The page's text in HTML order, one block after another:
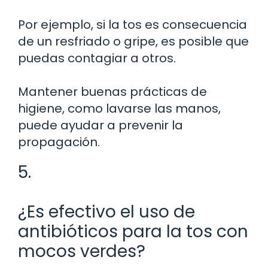
Por ejemplo, si la tos es consecuencia
de un resfriado o gripe, es posible que
puedas contagiar a otros.
Mantener buenas prácticas de
higiene, como lavarse las manos,
puede ayudar a prevenir la
propagación.
5.
¿Es efectivo el uso de
antibióticos para la tos con
mocos verdes?